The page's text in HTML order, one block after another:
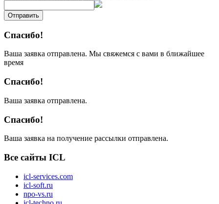
Отправить
Спасибо!
Ваша заявка отправлена. Мы свяжемся с вами в ближайшее
время
Спасибо!
Ваша заявка отправлена.
Спасибо!
Ваша заявка на получение рассылки отправлена.
Все сайты ICL
icl-services.com
icl-soft.ru
npo-vs.ru